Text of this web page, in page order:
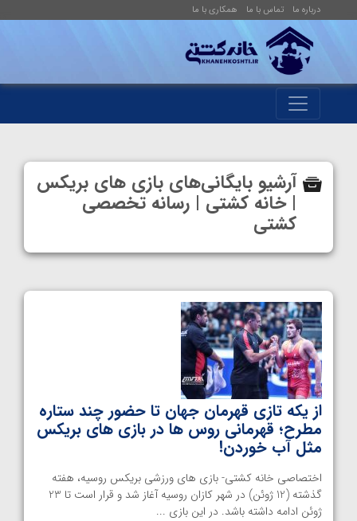
درباره ما تماس با ما همکاری با ما
آرشیو بایگانی‌های بازی های بریکس
| خانه کشتی | رسانه تخصصی
کشتی
از یکه تازی قهرمان جهان تا حضور چند ستاره
مطرح؛ قهرمانی روس ها در بازی های بریکس
مثل آب خوردن!
اختصاصی خانه کشتی- بازی های ورزشی بریکس روسیه، هفته
گذشته (12 ژوئن) در شهر کازان روسیه آغاز شد و قرار است تا 23
ژوئن ادامه داشته باشد. در این بازی ...